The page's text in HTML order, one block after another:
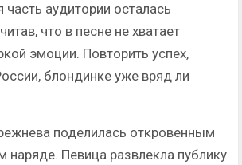
аудитории осталась
что в песне не хватает
эмоции. Повторить успех,
блондинке уже вряд ли
поделилась откровенным
наряде. Певица развлекла публику